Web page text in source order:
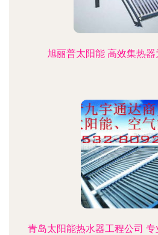
旭丽普太阳能 高效集热
青岛太阳能热水器工程公司